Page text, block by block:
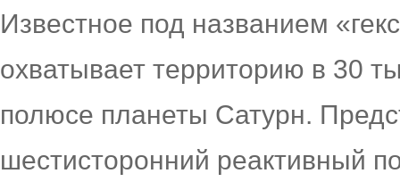
Известное под названием
охватывает территорию в 30
полюсе планеты Сатурн.
шестисторонний реактивный